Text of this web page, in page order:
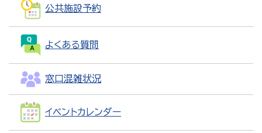
公共施設予約
よくある質問
窓口混雑状況
イベントカレンダー